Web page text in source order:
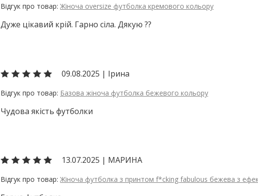
Жіноча oversize футболка кремового кольору
Дуже цікавий крій. Гарно сіла. Дякую ??
09.08.2025 | Ірина
Базова жіноча футболка бежевого кольору
Чудова якість футболки
13.07.2025 | МАРИНА
Жіноча футболка з принтом f*cking fabulous бежева з